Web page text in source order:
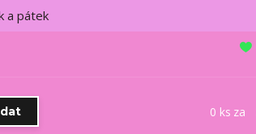
a pátek
0 ks za